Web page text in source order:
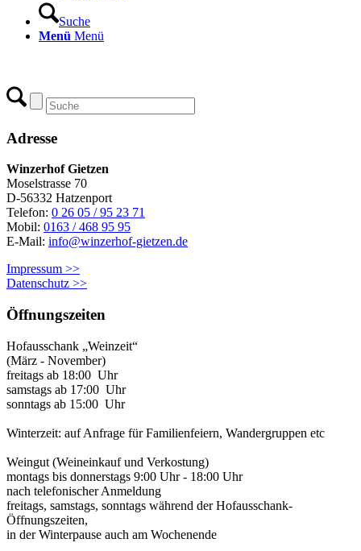
Suche
Menü Menü
Adresse
Winzerhof Gietzen
Moselstrasse 70
D-56332 Hatzenport
Telefon: 0 26 05 / 95 23 71
Mobil: 0163 / 468 95 95
E-Mail: info@winzerhof-gietzen.de
Impressum >>
Datenschutz >>
Öffnungszeiten
Hofausschank „Weinzeit“
(März - November)
freitags ab 18:00 Uhr
samstags ab 17:00 Uhr
sonntags ab 15:00 Uhr
Winterzeit: auf Anfrage für Familienfeiern, Wandergruppen etc
Weingut (Weineinkauf und Verkostung)
montags bis donnerstags 9:00 Uhr - 18:00 Uhr
nach telefonischer Anmeldung
freitags, samstags, sonntags während der Hofausschank-
Öffnungszeiten,
in der Winterpause auch am Wochenende